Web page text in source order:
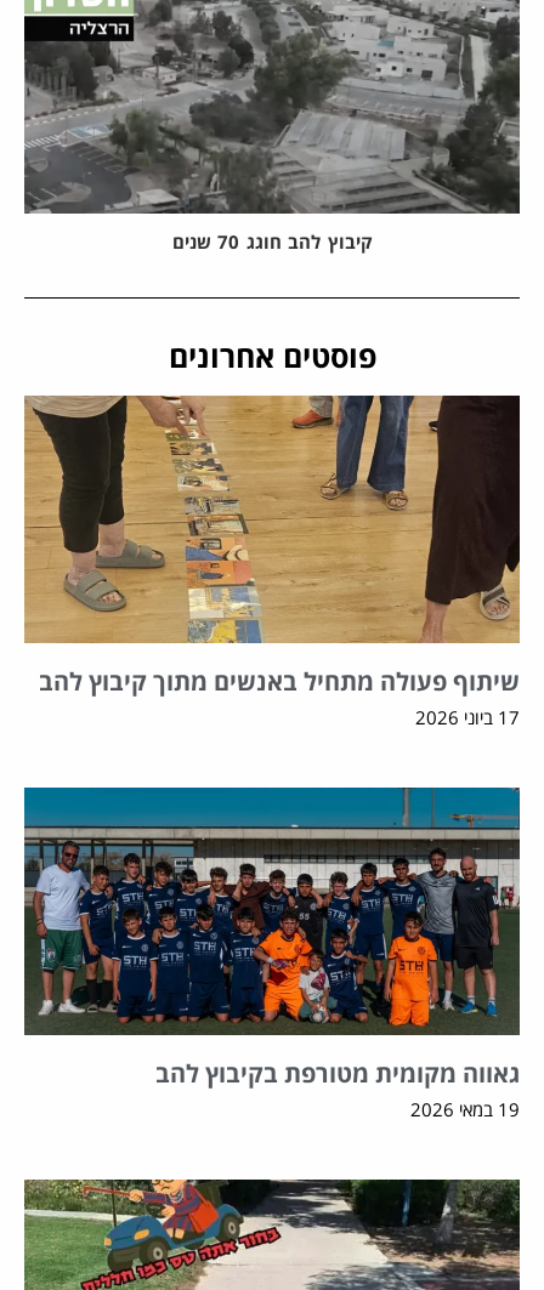
קיבוץ להב חוגג 70 שנים
פוסטים אחרונים
שיתוף פעולה מתחיל באנשים מתוך קיבוץ להב
17 ביוני 2026
גאווה מקומית מטורפת בקיבוץ להב
19 במאי 2026